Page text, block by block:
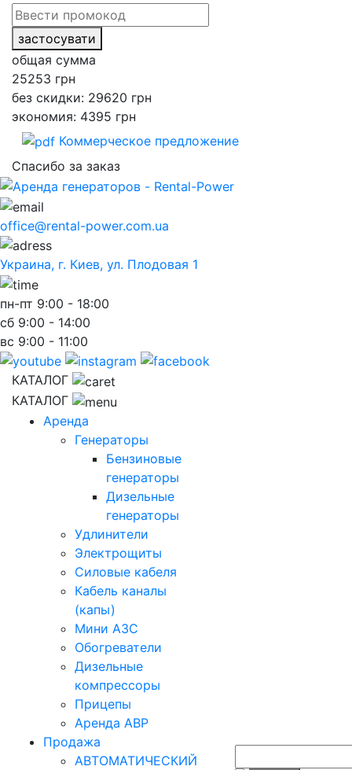
застосувати
общая сумма
25253 грн
без скидки: 29620 грн
экономия: 4395 грн
Коммерческое предложение
Спасибо за заказ
office@rental-power.com.ua
Украина, г. Киев, ул. Плодовая 1
пн-пт 9:00 - 18:00
сб 9:00 - 14:00
вс 9:00 - 11:00
КАТАЛОГ
КАТАЛОГ
Аренда
Генераторы
Бензиновые
генераторы
Дизельные
генераторы
Удлинители
Электрощиты
Силовые кабеля
Кабель каналы
(капы)
Мини АЗС
Обогреватели
Дизельные
компрессоры
Прицепы
Аренда АВР
Продажа
АВТОМАТИЧЕСКИЙ